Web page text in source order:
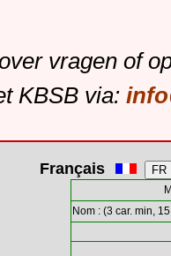
vragen of
KBSB via:
Français
Nom : (3 car. min,